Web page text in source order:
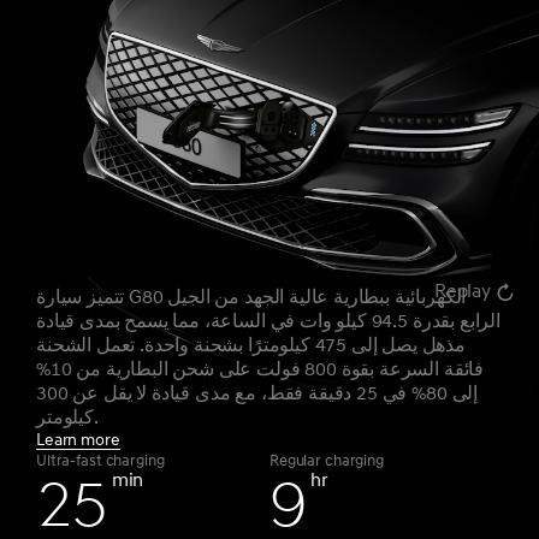
Replay
تتميز سيارة G80 الكهربائية ببطارية عالية الجهد من الجيل
الرابع بقدرة 94.5 كيلو وات في الساعة، مما يسمح بمدى قيادة
مذهل يصل إلى 475 كيلومترًا بشحنة واحدة. تعمل الشحنة
فائقة السرعة بقوة 800 فولت على شحن البطارية من 10%
إلى 80% في 25 دقيقة فقط، مع مدى قيادة لا يقل عن 300
كيلومتر.
Learn more
Ultra-fast charging
0
1
2
9
0
1
3
4
5 min
Regular charging
3
4
5
6
7
9 hr
0
1
8
9
0
2
3
4
6
7
8
0
1
2
0
1
2
3
4
5
6
5
6
7
8
9
0
1
6
7
8
9
0
1